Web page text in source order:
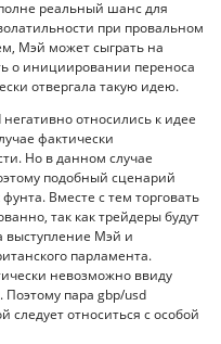
реальный шанс для
при провальном
Мэй может сыграть на
о инициировании переноса
отвергала такую идею.
относились к идее
фактически
Но в данном случае
подобный сценарий
Вместе с тем торговать
так как трейдеры будут
выступление Мэй и
парламента.
невозможно ввиду
Поэтому пара gbp/usd
следует относиться с особой